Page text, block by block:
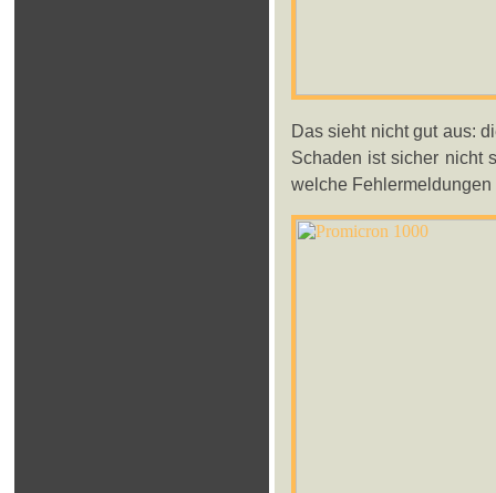
Das sieht nicht gut aus:
Schaden ist sicher nicht
welche